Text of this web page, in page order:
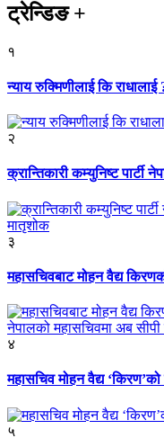
ट्रेन्डिङ+
१
न्याय रुक्मिणीलाई कि राधालाई
२
क्रान्तिकारी कम्युनिष्ट पार्टी
३
महासचिवबाट मोहन वैद्य
४
महासचिव मोहन वैद्य
५